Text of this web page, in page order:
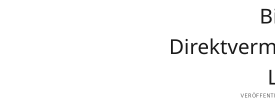
5734 Reinach AG | Fon ++41 (0)62 771
02 91 | Mobile ++41 (0)78 779 17 19 |